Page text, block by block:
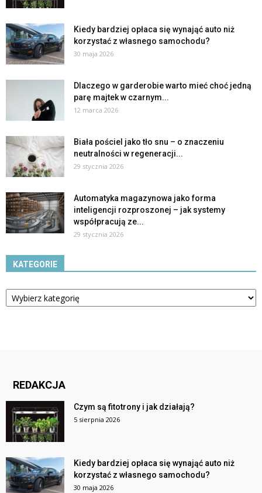
Kiedy bardziej opłaca się wynająć auto niż
korzystać z własnego samochodu?
30 maja 2026
Dlaczego w garderobie warto mieć choć jedną
parę majtek w czarnym...
12 marca 2026
Biała pościel jako tło snu – o znaczeniu
neutralności w regeneracji...
29 stycznia 2026
Automatyka magazynowa jako forma
inteligencji rozproszonej – jak systemy
współpracują ze...
29 stycznia 2026
KATEGORIE
Kategorie
REDAKCJA
Czym są fitotrony i jak działają?
5 sierpnia 2026
Kiedy bardziej opłaca się wynająć auto niż
korzystać z własnego samochodu?
30 maja 2026